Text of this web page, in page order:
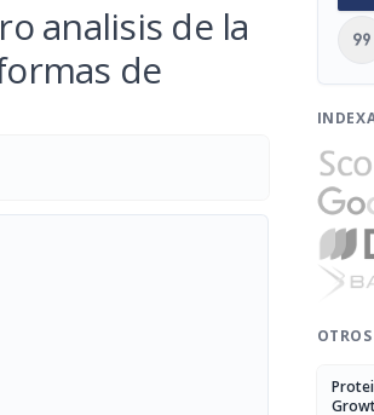
analisis de la
de
format_quote